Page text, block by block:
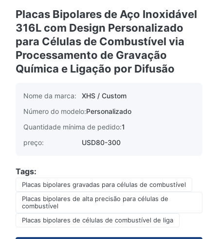
Placas Bipolares de Aço Inoxidável
316L com Design Personalizado
para Células de Combustível via
Processamento de Gravação
Química e Ligação por Difusão
Nome da marca:
XHS / Custom
Número do modelo:Personalizado
Quantidade mínima de pedido:1
preço:
USD80-300
Tags:
Placas bipolares gravadas para células de combustível
Placas bipolares de alta precisão para células de
combustível
Placas bipolares de células de combustível de liga